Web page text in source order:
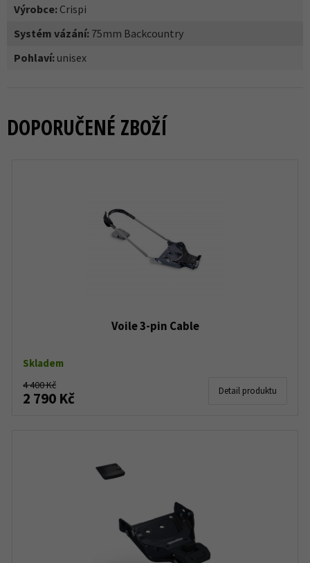
Výrobce: Crispi
Systém vázání: 75mm Backcountry
Pohlaví: unisex
DOPORUČENÉ ZBOŽÍ
Voile 3-pin Cable
Skladem
4 400 Kč
2 790 Kč Detail produktu